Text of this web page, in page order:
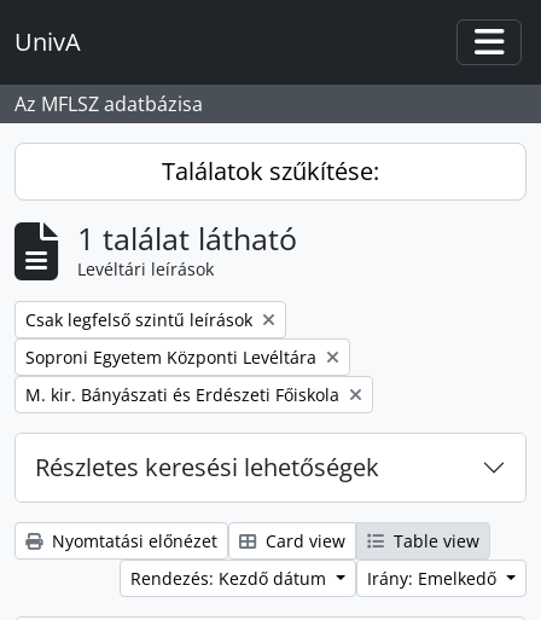
UnivA
Az MFLSZ adatbázisa
Találatok szűkítése:
1 találat látható
Levéltári leírások
Remove filter:
Csak legfelső szintű leírások
Remove filter:
Soproni Egyetem Központi Levéltára
Remove filter:
M. kir. Bányászati és Erdészeti Főiskola
Részletes keresési lehetőségek
Nyomtatási előnézet Card view
Table view
Rendezés: Kezdő dátum
Irány: Emelkedő